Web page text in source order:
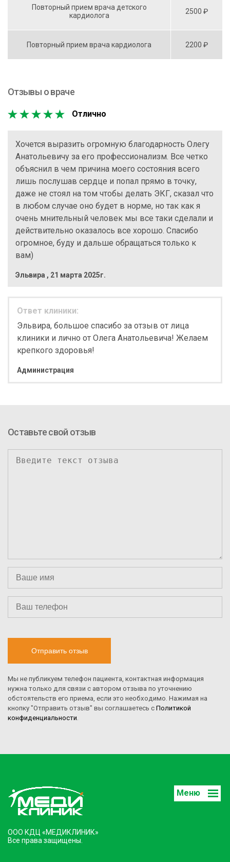
Повторный прием врача детского
кардиолога
2500 ₽
Повторный прием врача кардиолога 2200 ₽
Отзывы о враче
Отлично
Хочется выразить огромную благодарность Олегу
Анатольевичу за его профессионализм. Все четко
объяснил в чем причина моего состояния всего
лишь послушав сердце и попал прямо в точку,
даже не стоял на том чтобы делать ЭКГ, сказал что
в любом случае оно будет в норме, но так как я
очень мнительный человек мы все таки сделали и
действительно оказалось все хорошо. Спасибо
огромное, буду и дальше обращаться только к
вам)
Эльвира , 21 марта 2025г.
Ответ клиники:
Эльвира, большое спасибо за отзыв от лица
клиники и лично от Олега Анатольевича! Желаем
крепкого здоровья!
Администрация
Оставьте свой отзыв
Отправить отзыв
Мы не публикуем телефон пациента, контактная информация
нужна только для связи с автором отзыва по уточнению
обстоятельств его приема, если это необходимо. Нажимая на
кнопку "Отправить отзыв" вы соглашаетесь с Политикой
конфиденциальности.
ООО КДЦ «МЕДИКЛИНИК»
Все права защищены.
Меню